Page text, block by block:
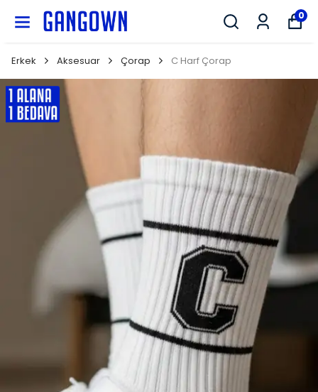
0
Erkek Aksesuar Çorap C Harf Çorap